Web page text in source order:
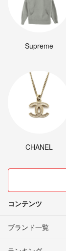
Supreme
CHANEL
コンテンツ
ブランド一覧